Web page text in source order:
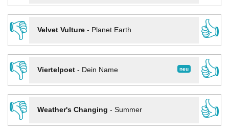
👎
Velvet Vulture- Planet Earth
👍
👎
neu
Viertelpoet- Dein Name
👍
👎
Weather's Changing - Summer
👍